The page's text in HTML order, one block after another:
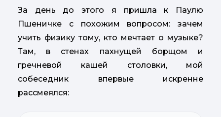
За день до этого я пришла к Паулю
Пшеничке с похожим вопросом: зачем
учить физику тому, кто мечтает о музыке?
Там, в стенах пахнущей борщом и
гречневой кашей столовки, мой
собеседник впервые искренне
рассмеялся: